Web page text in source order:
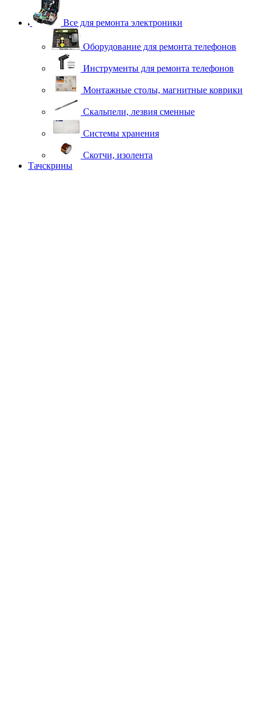
Все для ремонта электроники
Оборудование для ремонта телефонов
Инструменты для ремонта телефонов
Монтажные столы, магнитные коврики
Скальпели, лезвия сменные
Системы хранения
Скотчи, изолента
Тачскрины